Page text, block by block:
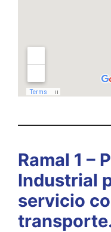
Ramal 1 –
Industrial
servicio